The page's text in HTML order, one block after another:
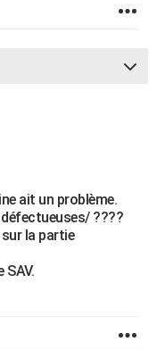
ait un problème.
????
la partie
SAV.